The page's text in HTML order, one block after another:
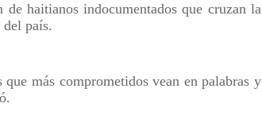
haitianos indocumentados que cruzan la
país.
más comprometidos vean en palabras y